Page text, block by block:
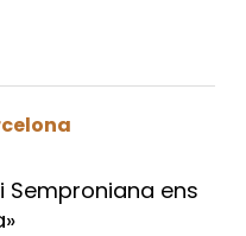
Semproniana ens